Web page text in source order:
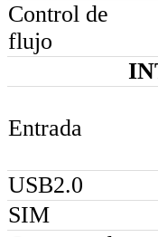
Control de
flujo
Entrada
USB2.0
SIM